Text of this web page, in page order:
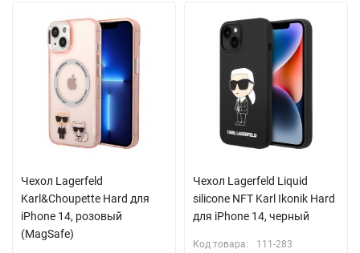
Чехол Lagerfeld
Karl&Choupette Hard для
iPhone 14, розовый
(MagSafe)
Чехол Lagerfeld Liquid
silicone NFT Karl Ikonik Hard
для iPhone 14, черный
Код товара: 111-283